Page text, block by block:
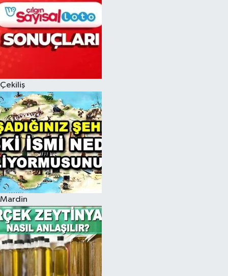
Çekiliş
Mardin